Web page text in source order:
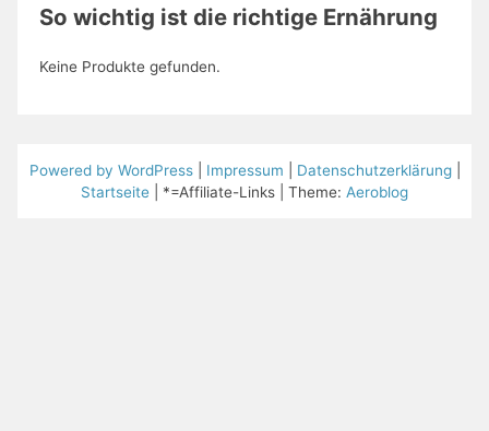
So wichtig ist die richtige Ernährung
Keine Produkte gefunden.
Powered by WordPress Impressum Datenschutzerklärung|
Startseite | *=Affiliate-Links | Theme: Aeroblog